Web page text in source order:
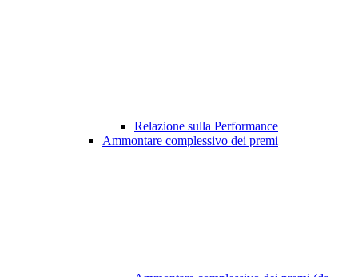
Relazione sulla Performance
Ammontare complessivo dei premi